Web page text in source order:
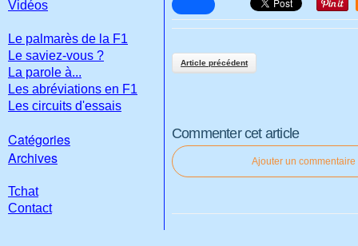
Article précédent
Commenter cet article
Ajouter un commentaire
Vidéos
Le palmarès de la F1
Le saviez-vous ?
La parole à...
Les abréviations en F1
Les circuits d'essais
Catégories
Archives
Tchat
Contact